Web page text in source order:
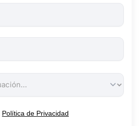
Política de Privacidad